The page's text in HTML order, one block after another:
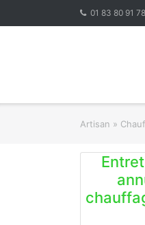
01 83 80 91 78
Artisan »